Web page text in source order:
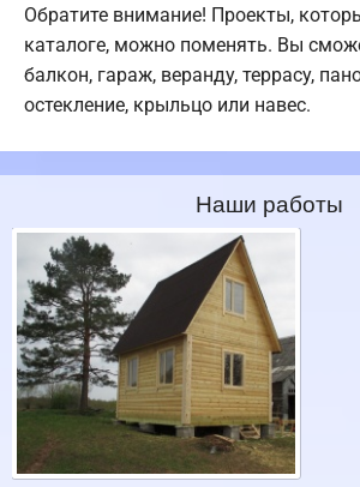
Обратите внимание! Проекты,
каталоге, можно поменять. Вы
балкон, гараж, веранду, террасу,
остекление, крыльцо или навес.
Наши работы